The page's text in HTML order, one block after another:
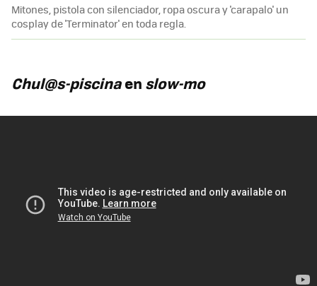
Mitones, pistola con silenciador, ropa oscura y 'carapalo' un
cosplay de 'Terminator' en toda regla.
Chul@s-piscinaenslow-mo